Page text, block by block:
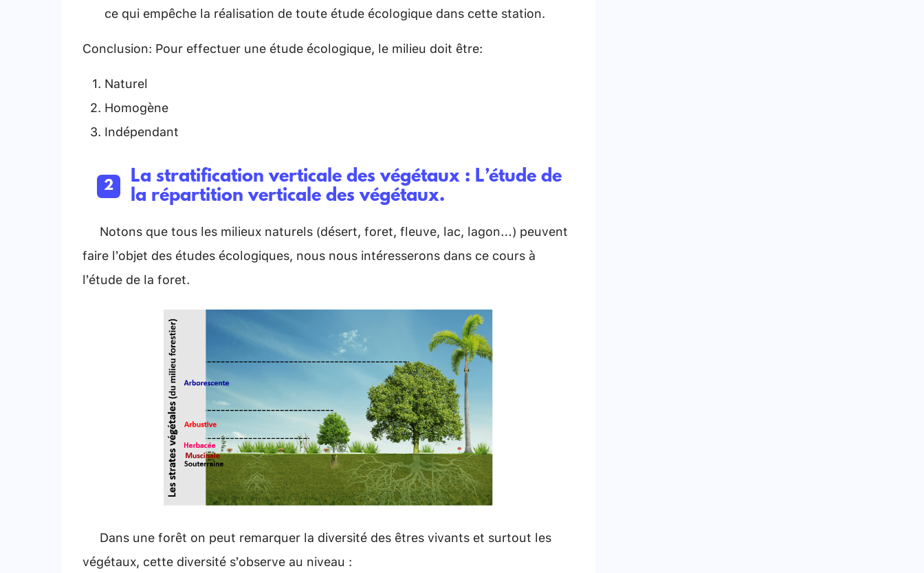
ce qui empêche la réalisation de toute étude écologique dans cette station.
Conclusion: Pour effectuer une étude écologique, le milieu doit être:
Naturel
Homogène
Indépendant
La stratification verticale des végétaux : L’étude de
la répartition verticale des végétaux.
Notons que tous les milieux naturels (désert, foret, fleuve, lac, lagon…) peuvent
faire l’objet des études écologiques, nous nous intéresserons dans ce cours à
l’étude de la foret.
Dans une forêt on peut remarquer la diversité des êtres vivants et surtout les
végétaux, cette diversité s’observe au niveau :